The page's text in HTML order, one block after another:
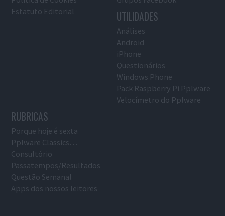
Estatuto Editorial
UTILIDADES
Análises
Android
iPhone
Questionários
Windows Phone
Pack Raspberry Pi Pplware
Velocímetro do Pplware
RUBRICAS
Porque hoje é sexta
Pplware Classics…
Consultório
Passatempos/Resultados
Questão Semanal
Apps dos nossos leitores